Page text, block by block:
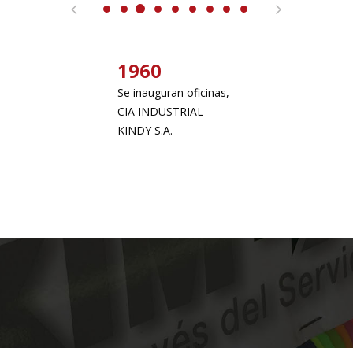
1960
Se inauguran oficinas,
CIA INDUSTRIAL
KINDY S.A.